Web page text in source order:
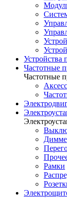
Устройства
Частотные
Частотные
Рамки